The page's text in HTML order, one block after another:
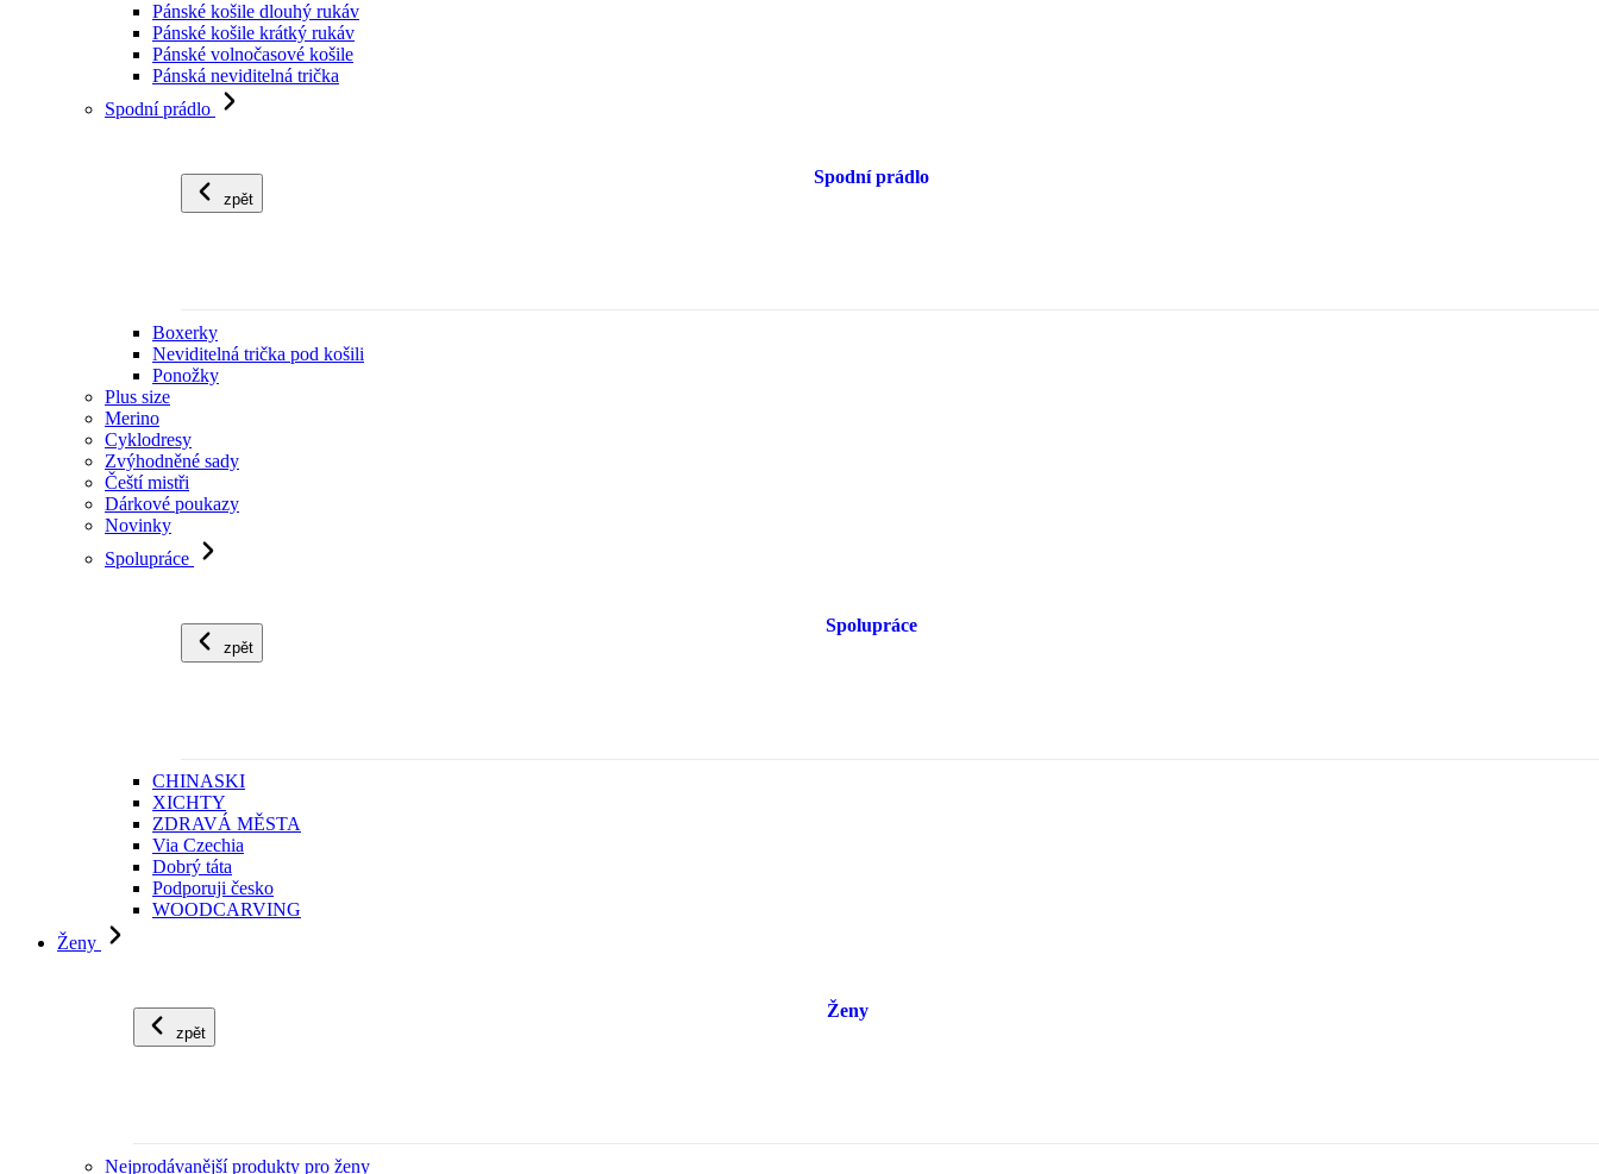
Pánské košile dlouhý rukáv
Pánské košile krátký rukáv
Pánské volnočasové košile
Pánská neviditelná trička
Spodní prádlo
zpět
Spodní prádlo
Boxerky
Neviditelná trička pod košili
Ponožky
Plus size
Merino
Cyklodresy
Zvýhodněné sady
Čeští mistři
Dárkové poukazy
Novinky
Spolupráce
zpět
Spolupráce
CHINASKI
XICHTY
ZDRAVÁ MĚSTA
Via Czechia
Dobrý táta
Podporuji česko
WOODCARVING
Ženy
zpět
Ženy
Nejprodávanější produkty pro ženy